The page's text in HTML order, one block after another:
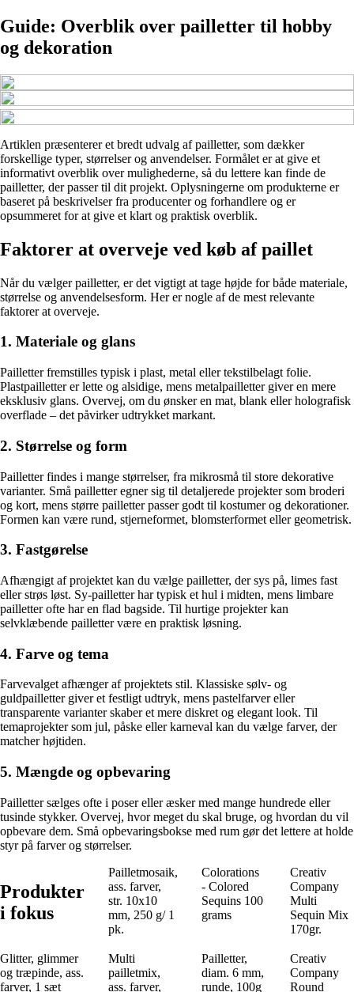
Guide: Overblik over pailletter til hobby
og dekoration
Artiklen præsenterer et bredt udvalg af pailletter, som dækker
forskellige typer, størrelser og anvendelser. Formålet er at give et
informativt overblik over mulighederne, så du lettere kan finde de
pailletter, der passer til dit projekt. Oplysningerne om produkterne er
baseret på beskrivelser fra producenter og forhandlere og er
opsummeret for at give et klart og praktisk overblik.
Faktorer at overveje ved køb af paillet
Når du vælger pailletter, er det vigtigt at tage højde for både materiale,
størrelse og anvendelsesform. Her er nogle af de mest relevante
faktorer at overveje.
1. Materiale og glans
Pailletter fremstilles typisk i plast, metal eller tekstilbelagt folie.
Plastpailletter er lette og alsidige, mens metalpailletter giver en mere
eksklusiv glans. Overvej, om du ønsker en mat, blank eller holografisk
overflade – det påvirker udtrykket markant.
2. Størrelse og form
Pailletter findes i mange størrelser, fra mikrosmå til store dekorative
varianter. Små pailletter egner sig til detaljerede projekter som broderi
og kort, mens større pailletter passer godt til kostumer og dekorationer.
Formen kan være rund, stjerneformet, blomsterformet eller geometrisk.
3. Fastgørelse
Afhængigt af projektet kan du vælge pailletter, der sys på, limes fast
eller strøs løst. Sy-pailletter har typisk et hul i midten, mens limbare
pailletter ofte har en flad bagside. Til hurtige projekter kan
selvklæbende pailletter være en praktisk løsning.
4. Farve og tema
Farvevalget afhænger af projektets stil. Klassiske sølv- og
guldpailletter giver et festligt udtryk, mens pastelfarver eller
transparente varianter skaber et mere diskret og elegant look. Til
temaprojekter som jul, påske eller karneval kan du vælge farver, der
matcher højtiden.
5. Mængde og opbevaring
Pailletter sælges ofte i poser eller æsker med mange hundrede eller
tusinde stykker. Overvej, hvor meget du skal bruge, og hvordan du vil
opbevare dem. Små opbevaringsbokse med rum gør det lettere at holde
styr på farver og størrelser.
Produkter
i fokus
Pailletmosaik,
ass. farver,
str. 10x10
mm, 250 g/ 1
pk.
Colorations
- Colored
Sequins 100
grams
Creativ
Company
Multi
Sequin Mix
170gr.
Glitter, glimmer
og træpinde, ass.
farver, 1 sæt
Multi
pailletmix,
ass. farver,
Pailletter,
diam. 6 mm,
runde, 100g
Creativ
Company
Round